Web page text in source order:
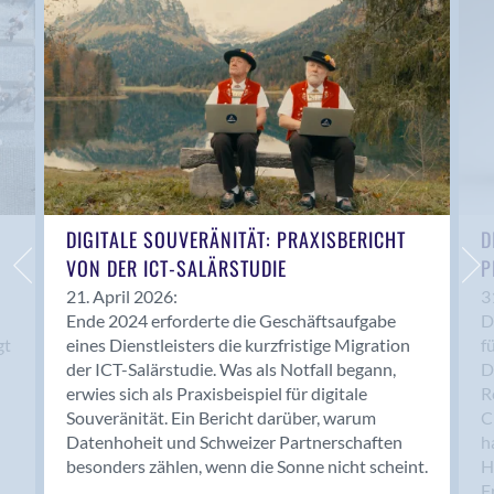
Anwil
Appenzell
Au SG
Baar
Baden
Balsthal
Balzers
Basel
Bassersdorf
Belp
Bendern
Benken (SG)
Bergdietikon
Berlin
Bern
Bern - Liebefeld
DIGITALE SOUVERÄNITÄT: PRAXISBERICHT
VON DER ICT-SALÄRSTUDIE
21. April 2026:
Ende 2024 erforderte die Geschäftsaufgabe
eines Dienstleisters die kurzfristige Migration
der ICT-Salärstudie. Was als Notfall begann,
erwies sich als Praxisbeispiel für digitale
Souveränität. Ein Bericht darüber, warum
Datenhoheit und Schweizer Partnerschaften
besonders zählen, wenn die Sonne nicht scheint.